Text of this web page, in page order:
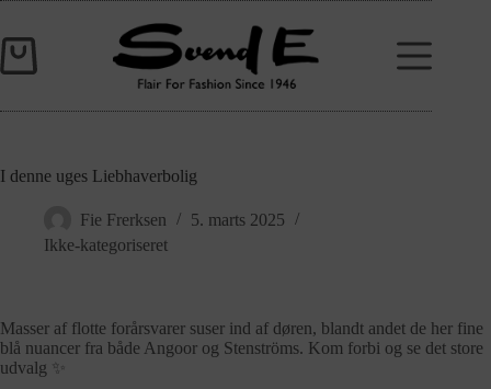
I denne uges Liebhaverbolig
Fie Frerksen
5. marts 2025
Ikke-kategoriseret
Masser af flotte forårsvarer suser ind af døren, blandt andet de her fine
blå nuancer fra både Angoor og Stenströms. Kom forbi og se det store
udvalg ✨